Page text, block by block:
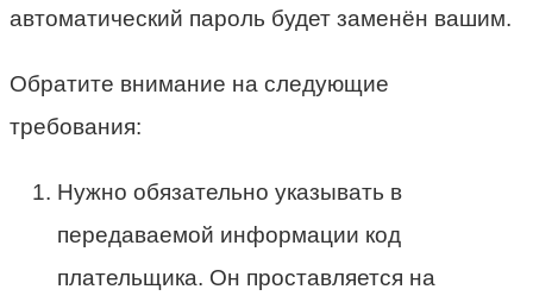
автоматический пароль будет заменён вашим.
Обратите внимание на следующие
требования:
Нужно обязательно указывать в
передаваемой информации код
плательщика. Он проставляется на